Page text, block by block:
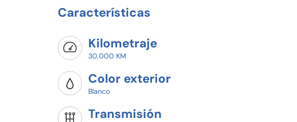
Características
Kilometraje
30,000 KM
Color exterior
Blanco
Transmisión